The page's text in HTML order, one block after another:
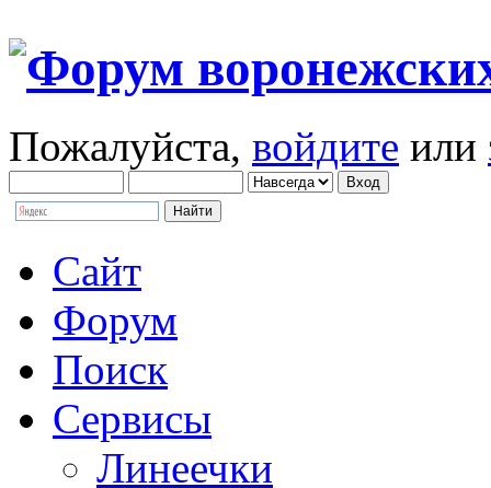
Пожалуйста, войдите или
Сайт
Форум
Поиск
Сервисы
Линеечки